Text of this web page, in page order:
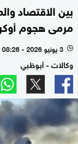
بين الاقتصاد
مرمى هجوم
l 3 يونيو 2026 - 08:26 بتوقيت أبوظبي
وكالات - أبوظبي